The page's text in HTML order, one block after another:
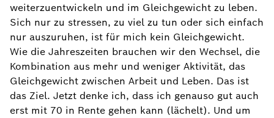
weiterzuentwickeln und im Gleichgewicht zu leben.
Sich nur zu stressen, zu viel zu tun oder sich einfach
nur auszuruhen, ist für mich kein Gleichgewicht.
Wie die Jahreszeiten brauchen wir den Wechsel, die
Kombination aus mehr und weniger Aktivität, das
Gleichgewicht zwischen Arbeit und Leben. Das ist
das Ziel. Jetzt denke ich, dass ich genauso gut auch
erst mit 70 in Rente gehen kann (lächelt). Und um